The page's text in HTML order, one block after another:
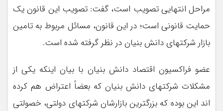
مراحل انتهایی تصویب است، گفت: تصویب این قانون یک
حمایت قانونی است؛ در این قانون، مسائل مربوط به تامین
بازار شرکتهای دانش بنیان در نظر گرفته شده است.
عضو فراکسیون اقتصاد دانش بنیان با بیان اینکه یکی از
مشکلات شرکتهای دانش بنیان که بعضاً اعتراض هم کرده
اند این بوده که بزرگترین بازارشان شرکتهای دولتی، خصولتی